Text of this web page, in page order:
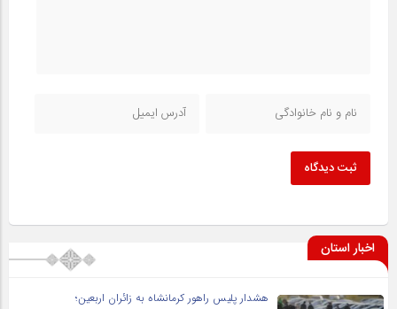
ثبت دیدگاه
اخبار استان
هشدار پلیس راهور کرمانشاه به زائران اربعین؛